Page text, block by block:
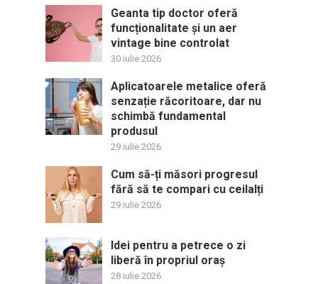
Geanta tip doctor oferă
funcționalitate și un aer
vintage bine controlat
30 iulie 2026
Aplicatoarele metalice oferă
senzație răcoritoare, dar nu
schimbă fundamental
produsul
29 iulie 2026
Cum să-ți măsori progresul
fără să te compari cu ceilalți
29 iulie 2026
Idei pentru a petrece o zi
liberă în propriul oraș
28 iulie 2026